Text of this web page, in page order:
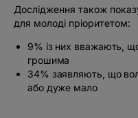
Дослідження також
для молоді пріоритетом:
9% із них вважають,
грошима
34% заявляють, що
або дуже мало